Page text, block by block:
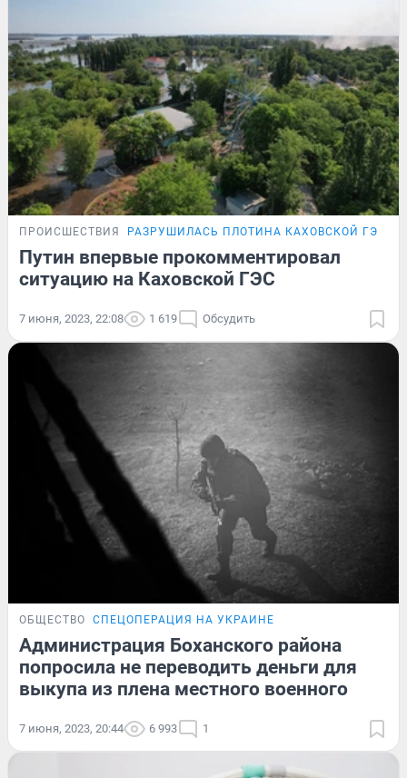
ПРОИСШЕСТВИЯ РАЗРУШИЛАСЬ ПЛОТИНА КАХОВСКОЙ ГЭС
Путин впервые прокомментировал
ситуацию на Каховской ГЭС
7 июня, 2023, 22:08 1 619 Обсудить
ОБЩЕСТВО СПЕЦОПЕРАЦИЯ НА УКРАИНЕ
Администрация Боханского района
попросила не переводить деньги для
выкупа из плена местного военного
7 июня, 2023, 20:44 6 993 1